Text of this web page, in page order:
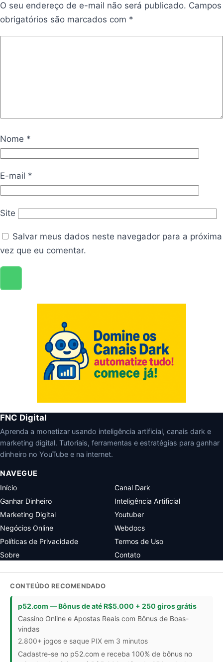
O seu endereço de e-mail não será publicado. Campos
obrigatórios são marcados com *
Nome *
E-mail *
Site
Salvar meus dados neste navegador para a próxima
vez que eu comentar.
FNC Digital
Aprenda a monetizar usando inteligência artificial, canais dark e
marketing digital. Tutoriais, ferramentas e estratégias para ganhar
dinheiro no YouTube e na internet.
NAVEGUE
Início
Canal Dark
Ganhar Dinheiro
Inteligência Artificial
Marketing Digital
Youtuber
Negócios Online
Webdocs
Políticas de Privacidade
Termos de Uso
Sobre
Contato
CONTEÚDO RECOMENDADO
p52.com — Bônus de até R$5.000 + 250 giros grátis
Cassino Online e Apostas Reais com Bônus de Boas-
vindas
2.800+ jogos e saque PIX em 3 minutos
Cadastre-se no p52.com e receba 100% de bônus no